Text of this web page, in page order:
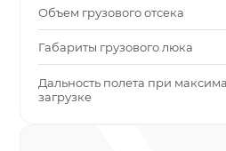
Объем грузового отсека
Габариты грузового люка
Дальность полета при
загрузке